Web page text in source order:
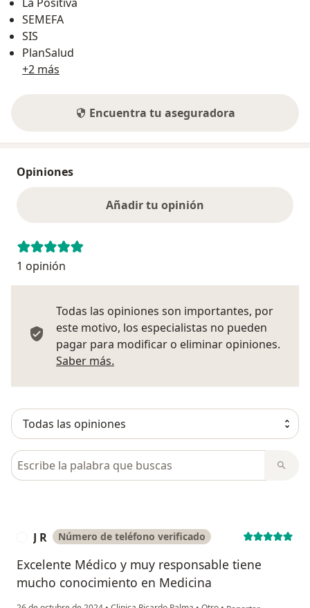
SEMEFA
SIS
PlanSalud
+2 más
Encuentra tu aseguradora
Opiniones
Añadir tu opinión
1 opinión
Todas las opiniones son importantes, por
este motivo, los especialistas no pueden
pagar para modificar o eliminar opiniones.
Saber más.
Busca en opiniones
J R Número de teléfono verificado
Excelente Médico y muy responsable tiene
mucho conocimiento en Medicina
en opinión del usuario